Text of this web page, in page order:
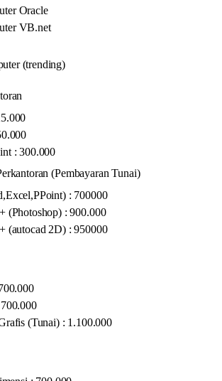
Oracle
VB.net
(trending)
: 300.000
(Pembayaran Tunai)
: 700000
(Photoshop) : 900.000
(autocad 2D) : 950000
(Tunai) : 1.100.000